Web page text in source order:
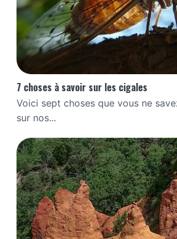
7 choses à savoir sur les cigales
Voici sept choses que vous ne
sur nos...